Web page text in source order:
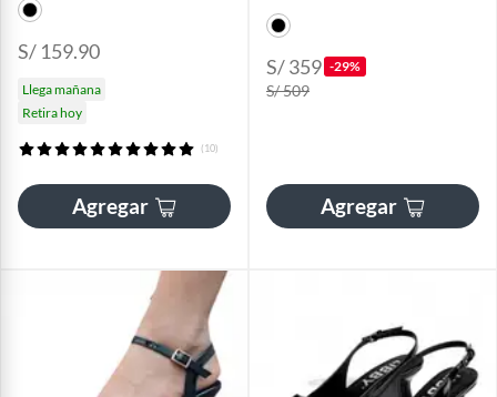
S/ 159.90
Llega mañana
Retira hoy
(10)
Agregar
S/ 359 -29%
S/ 509
Agregar